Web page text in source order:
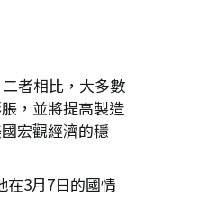
者相比，大多數
，並將提高製造
宏觀經濟的穩
3月7日的國情